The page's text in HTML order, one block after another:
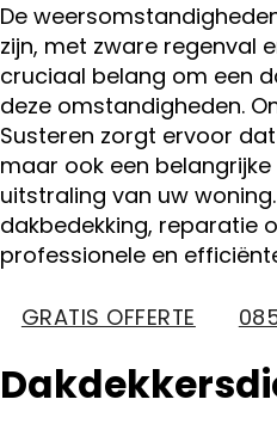
De
zijn, met zware regenval
cruciaal belang om een
deze omstandigheden.
Susteren zorgt ervoor
maar ook een
uitstraling van uw
dakbedekking, reparatie
professionele en
GRATIS OFFERTE